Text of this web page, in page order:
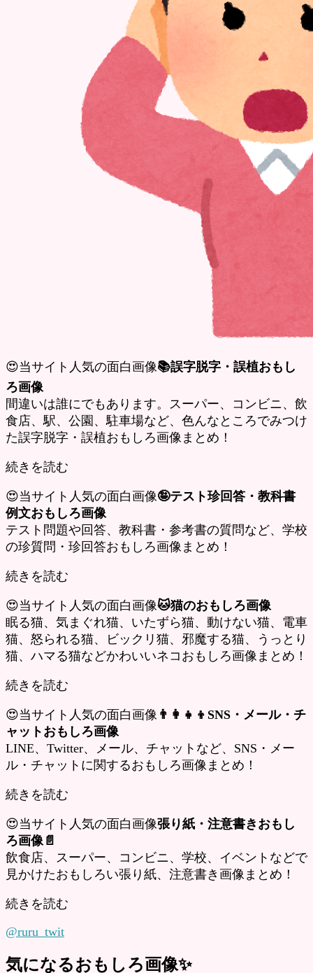
😍当サイト人気の面白画像📚誤字脱字・誤植おもし
ろ画像
間違いは誰にでもあります。スーパー、コンビニ、飲
食店、駅、公園、駐車場など、色んなところでみつけ
た誤字脱字・誤植おもしろ画像まとめ！
続きを読む
😍当サイト人気の面白画像🤪テスト珍回答・教科書
例文おもしろ画像
テスト問題や回答、教科書・参考書の質問など、学校
の珍質問・珍回答おもしろ画像まとめ！
続きを読む
😍当サイト人気の面白画像🐱猫のおもしろ画像
眠る猫、気まぐれ猫、いたずら猫、動けない猫、電車
猫、怒られる猫、ビックリ猫、邪魔する猫、うっとり
猫、ハマる猫などかわいいネコおもしろ画像まとめ！
続きを読む
😍当サイト人気の面白画像 👨‍👩‍👧‍👦SNS・メール・チ
ャットおもしろ画像
LINE、Twitter、メール、チャットなど、SNS・メー
ル・チャットに関するおもしろ画像まとめ！
続きを読む
😍当サイト人気の面白画像張り紙・注意書きおもし
ろ画像📄
飲食店、スーパー、コンビニ、学校、イベントなどで
見かけたおもしろい張り紙、注意書き画像まとめ！
続きを読む
@ruru_twit
気になるおもしろ画像✨